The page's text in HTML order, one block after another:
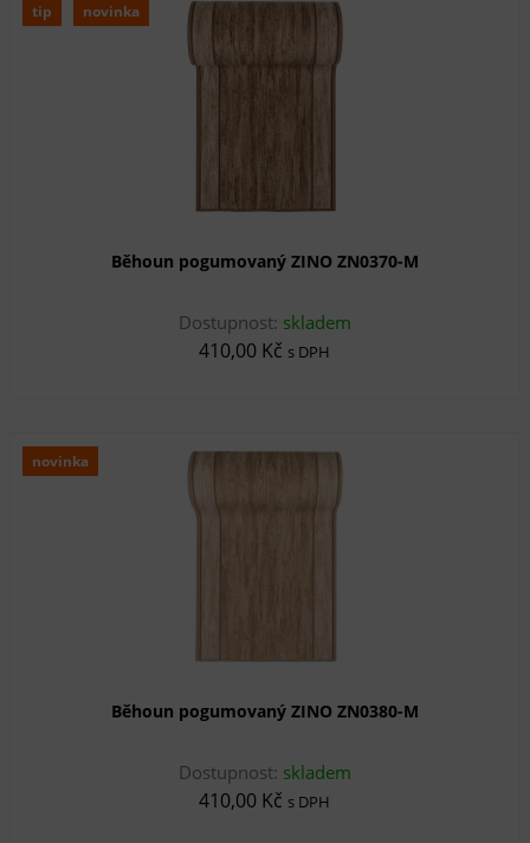
tip novinka
Běhoun pogumovaný ZINO ZN0370-M
Dostupnost: skladem
410,00 Kč s DPH
novinka
Běhoun pogumovaný ZINO ZN0380-M
Dostupnost: skladem
410,00 Kč s DPH